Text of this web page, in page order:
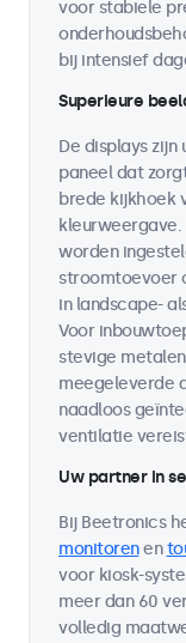
voor stabiele
bij intensief
Superieure
De displays
paneel dat
brede kijkhoek
kleurweergave.
worden
stroomtoevoer
in landscape-
Voor
stevige
meegeleverde
naadloos
ventilatie
Uw partner in
Bij Beetronics
monitorenen
voor kiosk-
meer dan 60
volledig